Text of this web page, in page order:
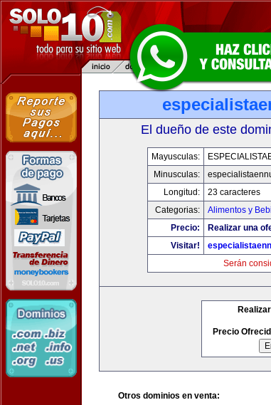
El dueño de este
Mayusculas:
Minusculas:
Longitud:
23 caracteres
Categorias:
Alimentos y
Precio:
Realizar una
Visitar!
Serán
Precio
Otros dominios en venta: